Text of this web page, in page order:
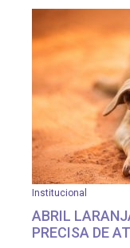
Institucional
ABRIL
PRECISA DE